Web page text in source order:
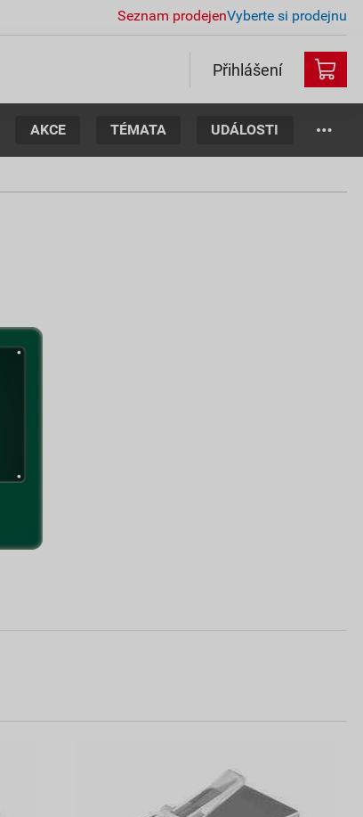
Seznam prodejenVyberte si prodejnu
Přihlášení
AKCE TÉMATA UDÁLOSTI